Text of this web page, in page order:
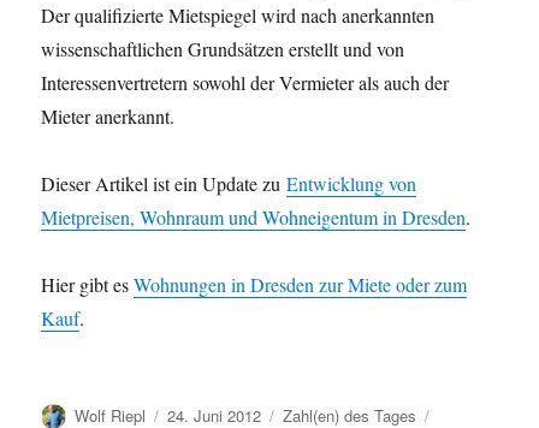
Der qualifizierte Mietspiegel wird nach anerkannten
wissenschaftlichen Grundsätzen erstellt und von
Interessenvertretern sowohl der Vermieter als auch der
Mieter anerkannt.
Dieser Artikel ist ein Update zuEntwicklung von
Mietpreisen, Wohnraum und Wohneigentum in Dresden.
Hier gibt esWohnungen in Dresden zur Miete oder zum
Kauf.
Autor
Wolf Riepl
Veröffentlicht
24. Juni 2012 Kategorien
Zahl(en) des Tages